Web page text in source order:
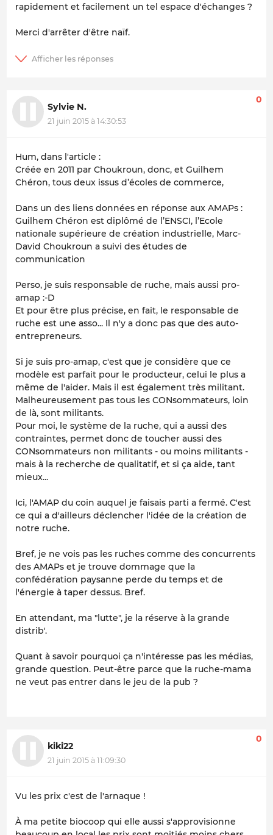
rapidement et facilement un tel espace d'échanges ?
Merci d'arrêter d'être naïf.
Sylvie N.
21 juin 2015 à 14:30:53
0
Hum, dans l'article :
Créée en 2011 par Choukroun, donc, et Guilhem
Chéron, tous deux issus d’écoles de commerce,
Dans un des liens données en réponse aux AMAPs :
Guilhem Chéron est diplômé de l’ENSCI, l’Ecole
nationale supérieure de création industrielle, Marc-
David Choukroun a suivi des études de
communication
Perso, je suis responsable de ruche, mais aussi pro-
amap :-D
Et pour être plus précise, en fait, le responsable de
ruche est une asso... Il n'y a donc pas que des auto-
entrepreneurs.
Si je suis pro-amap, c'est que je considère que ce
modèle est parfait pour le producteur, celui le plus a
même de l'aider. Mais il est également très militant.
Malheureusement pas tous les CONsommateurs, loin
de là, sont militants.
Pour moi, le système de la ruche, qui a aussi des
contraintes, permet donc de toucher aussi des
CONsommateurs non militants - ou moins militants -
mais à la recherche de qualitatif, et si ça aide, tant
mieux...
Ici, l'AMAP du coin auquel je faisais parti a fermé. C'est
ce qui a d'ailleurs déclencher l'idée de la création de
notre ruche.
Bref, je ne vois pas les ruches comme des concurrents
des AMAPs et je trouve dommage que la
confédération paysanne perde du temps et de
l'énergie à taper dessus. Bref.
En attendant, ma "lutte", je la réserve à la grande
distrib'.
Quant à savoir pourquoi ça n'intéresse pas les médias,
grande question. Peut-être parce que la ruche-mama
ne veut pas entrer dans le jeu de la pub ?
kiki22
21 juin 2015 à 11:09:30
0
Vu les prix c'est de l'arnaque !
À ma petite biocoop qui elle aussi s'approvisionne